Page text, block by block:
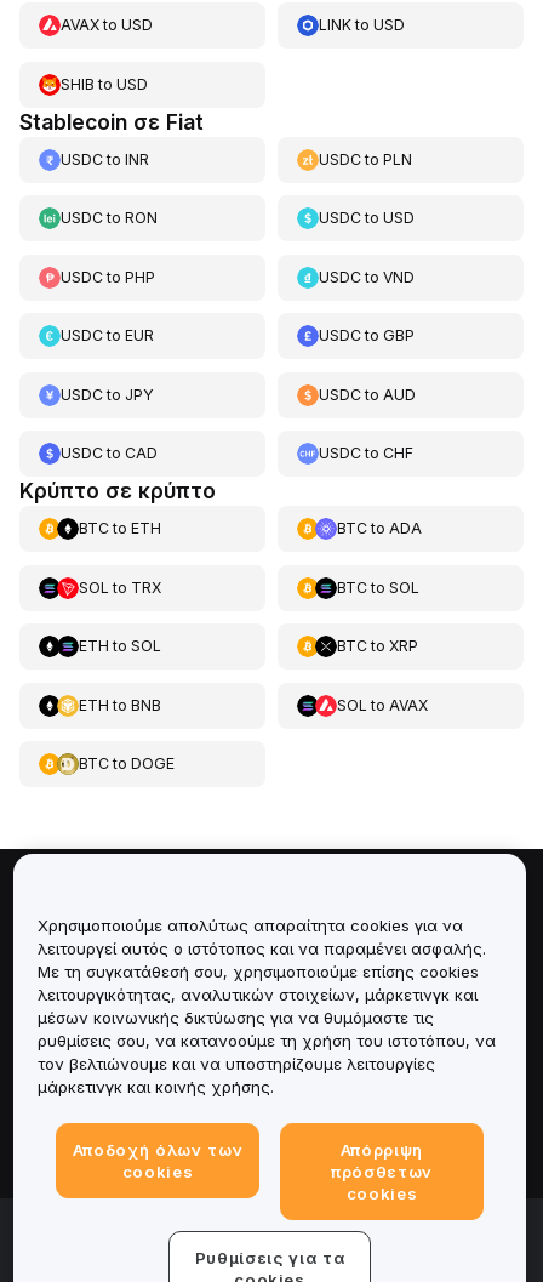
AVAXto USD LINKtoUSD
SHIB to USD
Stablecoin σε Fiat
USDCto INR USDCtoPLN
USDCto RON USDCtoUSD
USDCto PHP USDCtoVND
USDCto EUR USDCtoGBP
USDCto JPY USDCto AUD
USDCto CAD USDCtoCHF
Κρύπτο σε κρύπτο
BTCto ETH BTCto ADA
SOL to TRX BTCto SOL
ETH to SOL BTCto XRP
ETH to BNB SOL to AVAX
BTCto DOGE
Υπηρεσίες
Υποστήριξη
Προϊόντα
Νομικά
© 2025-2026 Bybit.eu. Με την επιφύλαξη παντός
νομίμου δικαιώματος.
Χρησιμοποιούμε απολύτως απαραίτητα cookies για να
λειτουργεί αυτός ο ιστότοπος και να παραμένει ασφαλής.
Με τη συγκατάθεσή σου, χρησιμοποιούμε επίσης cookies
λειτουργικότητας, αναλυτικών στοιχείων, μάρκετινγκ και
μέσων κοινωνικής δικτύωσης για να θυμόμαστε τις
ρυθμίσεις σου, να κατανοούμε τη χρήση του ιστοτόπου, να
τον βελτιώνουμε και να υποστηρίζουμε λειτουργίες
μάρκετινγκ και κοινής χρήσης.
Αποδοχή όλων των
cookies
Απόρριψη
πρόσθετων
cookies
Ρυθμίσεις για τα